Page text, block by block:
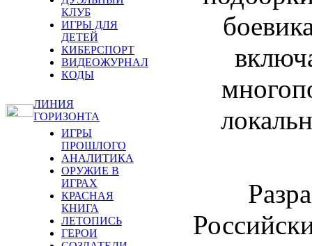
КЛУБ
ИГРЫ ДЛЯ
ДЕТЕЙ
КИБЕРСПОРТ
ВИДЕОЖУРНАЛ
КОДЫ
ЛИНИЯ
ГОРИЗОНТА
ИГРЫ
ПРОШЛОГО
АНАЛИТИКА
ОРУЖИЕ В
ИГРАХ
КРАСНАЯ
КНИГА
ЛЕТОПИСЬ
ГЕРОИ